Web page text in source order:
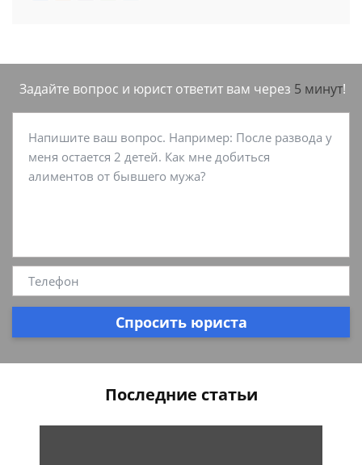
Задайте вопрос и юрист ответит вам через 5 минут!
Спросить юриста
Последние статьи